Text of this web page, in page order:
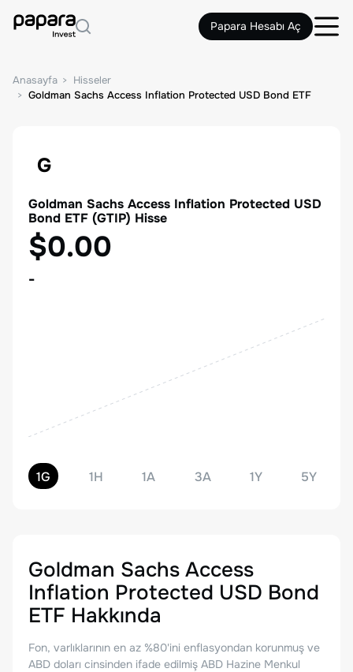
Papara Hesabı Aç
Anasayfa
Hisseler
Goldman Sachs Access Inflation Protected USD Bond ETF
G
Goldman Sachs Access Inflation Protected USD
Bond ETF (GTIP) Hisse
$0.00
-
1G 1H 1A 3A 1Y 5Y
Goldman Sachs Access
Inflation Protected USD Bond
ETF Hakkında
Fon, varlıklarının en az %80'ini enflasyondan korunmuş ve
ABD doları cinsinden ifade edilmiş ABD Hazine Menkul